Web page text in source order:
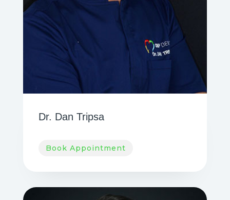
Dr. Dan Tripsa
Book Appointment